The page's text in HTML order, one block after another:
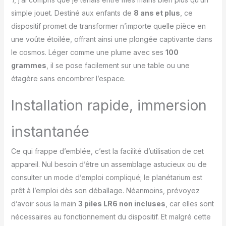
comme si vous étiez
dans l'espace.
【Projecteur Planétarium
à Objectif UHD 9
amélioré l’objectif à 5
couches en un objectif à
9 couches pour offrir une
du ciel étoilé. Grâce à la
technologie de lumière
gravé par
photolithographie de
pointe, l’univers se
déploie devant vos yeux.
Ce projecteur offre une
projection ultra-précise
avec un grossissement à
simple jouet. Destiné aux enfants de 8 ans et plus , ce
dispositif promet de transformer n’importe quelle pièce en
une voûte étoilée, offrant ainsi une plongée captivante dans
le cosmos. Léger comme une plume avec ses 100
grammes , il se pose facilement sur une table ou une
étagère sans encombrer l’espace.
Installation rapide, immersion
instantanée
Ce qui frappe d’emblée, c’est la facilité d’utilisation de cet
appareil. Nul besoin d’être un assemblage astucieux ou de
consulter un mode d’emploi compliqué; le planétarium est
prêt à l’emploi dès son déballage. Néanmoins, prévoyez
d’avoir sous la main 3 piles LR6 non incluses , car elles sont
nécessaires au fonctionnement du dispositif. Et malgré cette